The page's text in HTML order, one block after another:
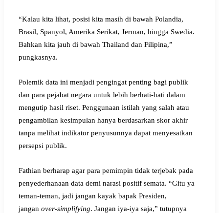
“Kalau kita lihat, posisi kita masih di bawah Polandia,
Brasil, Spanyol, Amerika Serikat, Jerman, hingga Swedia.
Bahkan kita jauh di bawah Thailand dan Filipina,”
pungkasnya.
Polemik data ini menjadi pengingat penting bagi publik
dan para pejabat negara untuk lebih berhati-hati dalam
mengutip hasil riset. Penggunaan istilah yang salah atau
pengambilan kesimpulan hanya berdasarkan skor akhir
tanpa melihat indikator penyusunnya dapat menyesatkan
persepsi publik.
Fathian berharap agar para pemimpin tidak terjebak pada
penyederhanaan data demi narasi positif semata. “Gitu ya
teman-teman, jadi jangan kayak bapak Presiden,
jangan over-simplifying. Jangan iya-iya saja,” tutupnya